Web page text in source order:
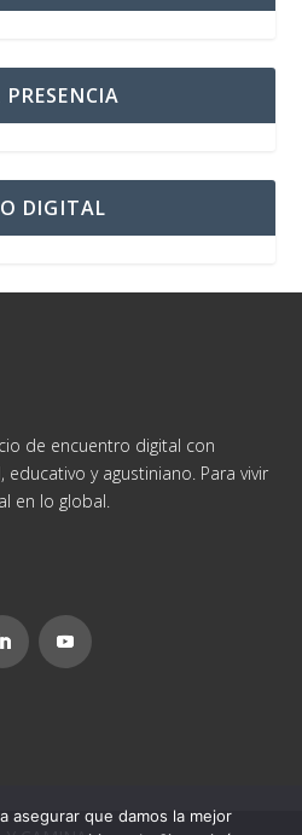
DIGITAL
de encuentro digital con
y agustiniano. Para vivir
en lo global.
asegurar que damos la mejor